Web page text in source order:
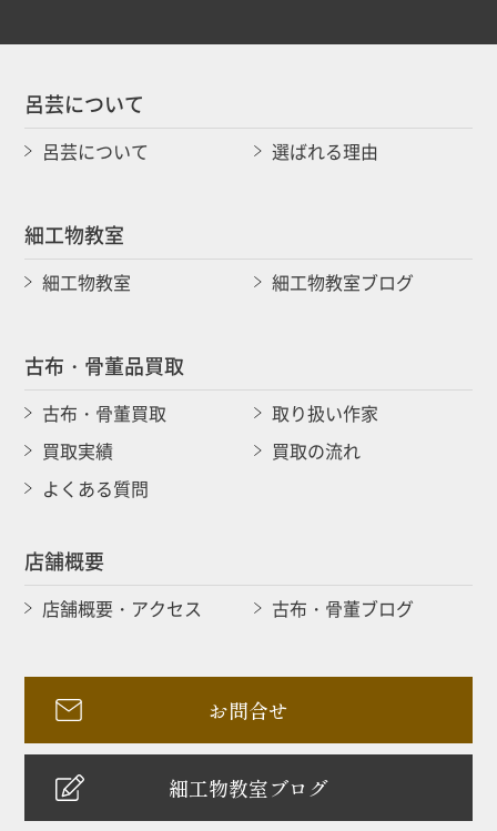
呂芸について
呂芸について 選ばれる理由
細工物教室
細工物教室 細工物教室ブログ
古布・骨董品買取
古布・骨董買取
取り扱い作家
買取実績
買取の流れ
よくある質問
店舗概要
店舗概要・アクセス 古布・骨董ブログ
お問合せ
細工物教室ブログ